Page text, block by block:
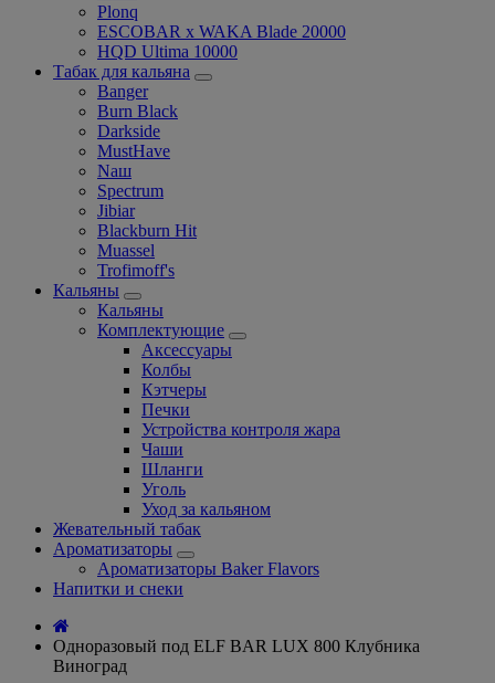
Plonq
ESCOBAR x WAKA Blade 20000
HQD Ultima 10000
Табак для кальяна
Banger
Burn Black
Darkside
MustHave
Nаш
Spectrum
Jibiar
Blackburn Hit
Muassel
Trofimoff's
Кальяны
Кальяны
Комплектующие
Аксессуары
Колбы
Кэтчеры
Печки
Устройства контроля жара
Чаши
Шланги
Уголь
Уход за кальяном
Жевательный табак
Ароматизаторы
Ароматизаторы Baker Flavors
Напитки и снеки
Одноразовый под ELF BAR LUX 800 Клубника
Виноград